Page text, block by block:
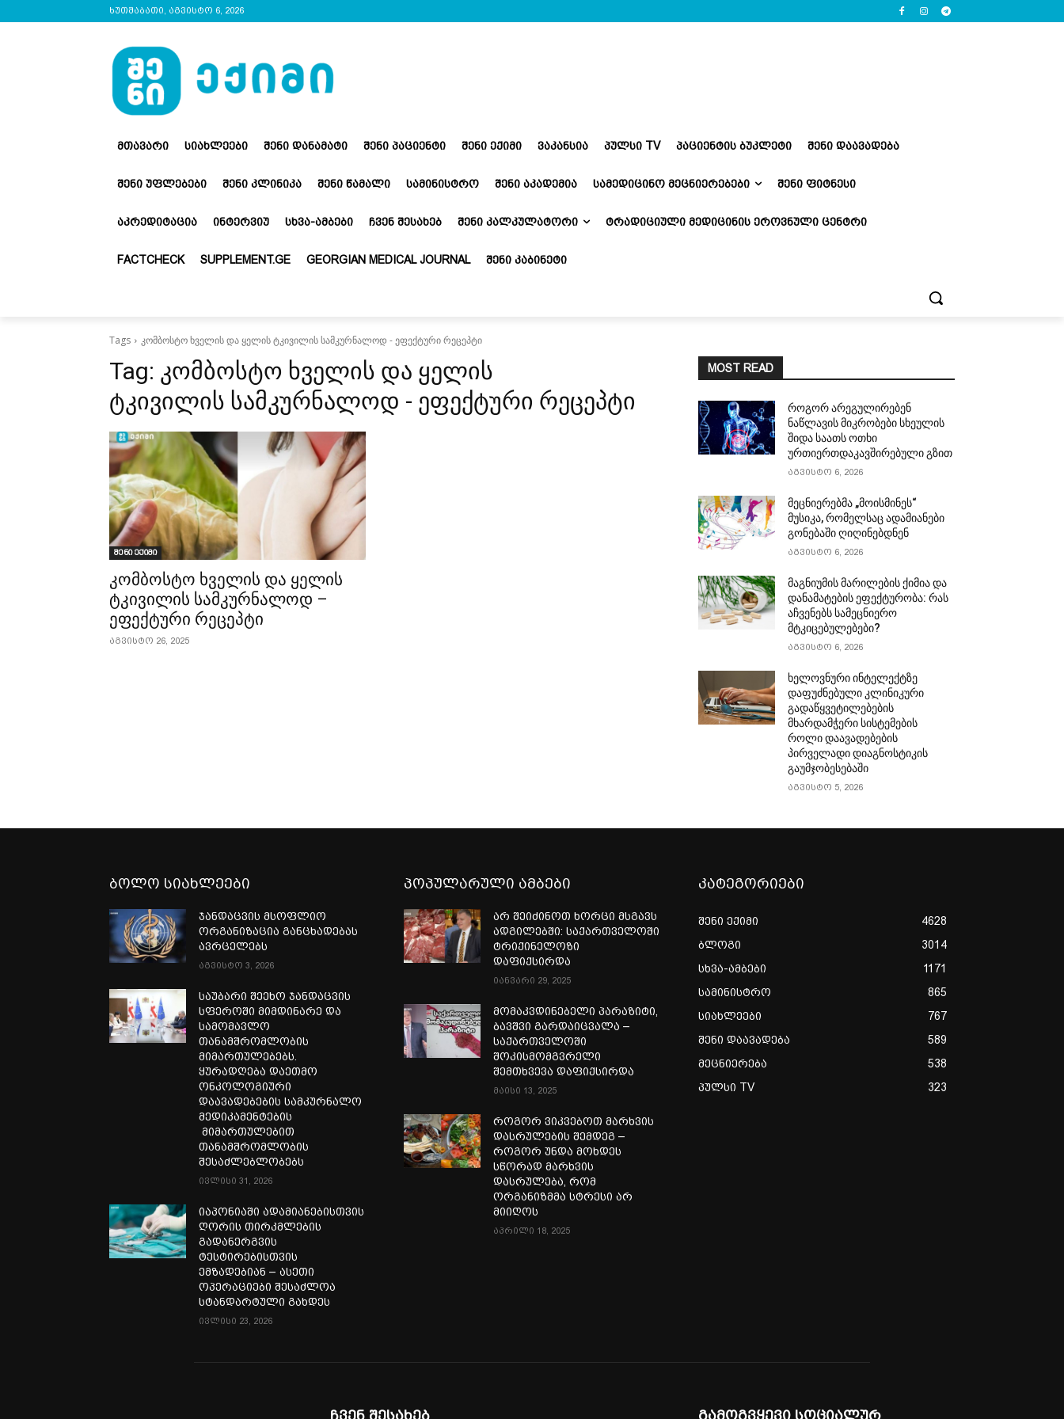
ხუთშაბათი, აგვისტო 6, 2026
ᲛᲗᲐᲕᲐᲠᲘ ᲡᲘᲐᲮᲚᲔᲔᲑᲘ ᲨᲔᲜᲘ ᲓᲐᲜᲐᲛᲐᲢᲘ ᲨᲔᲜᲘ ᲞᲐᲪᲘᲔᲜᲢᲘ ᲨᲔᲜᲘ ᲔᲥᲘᲛᲘ ᲕᲐᲙᲐᲜᲡᲘᲐ ᲞᲣᲚᲡᲘ TV ᲞᲐᲪᲘᲔᲜᲢᲘᲡ ᲑᲣᲙᲚᲔᲢᲘ ᲨᲔᲜᲘ ᲓᲐᲐᲕᲐᲓᲔᲑᲐ
ᲨᲔᲜᲘ ᲣᲤᲚᲔᲑᲔᲑᲘ ᲨᲔᲜᲘ ᲙᲚᲘᲜᲘᲙᲐ ᲨᲔᲜᲘ ᲬᲐᲛᲐᲚᲘ ᲡᲐᲛᲘᲜᲘᲡᲢᲠᲝ ᲨᲔᲜᲘ ᲐᲙᲐᲓᲔᲛᲘᲐ ᲡᲐᲛᲔᲓᲘᲪᲘᲜᲝ ᲛᲔᲪᲜᲘᲔᲠᲔᲑᲔᲑᲘ ᲨᲔᲜᲘ ᲤᲘᲢᲜᲔᲡᲘ
ᲐᲙᲠᲔᲓᲘᲢᲐᲪᲘᲐ ᲘᲜᲢᲔᲠᲕᲘᲣ ᲡᲮᲕᲐ-ᲐᲛᲑᲔᲑᲘ ᲩᲕᲔᲜ ᲨᲔᲡᲐᲮᲔᲑ ᲨᲔᲜᲘ ᲙᲐᲚᲙᲣᲚᲐᲢᲝᲠᲘ ᲢᲠᲐᲓᲘᲪᲘᲣᲚᲘ ᲛᲔᲓᲘᲪᲘᲜᲘᲡ ᲔᲠᲝᲕᲜᲣᲚᲘ ᲪᲔᲜᲢᲠᲘ
FACTCHECK SUPPLEMENT.GE GEORGIAN MEDICAL JOURNAL ᲨᲔᲜᲘ ᲙᲐᲑᲘᲜᲔᲢᲘ
Tags კომბოსტო ხველის და ყელის ტკივილის სამკურნალოდ - ეფექტური რეცეპტი
Tag: კომბოსტო ხველის და ყელის
ტკივილის სამკურნალოდ - ეფექტური რეცეპტი
შენი ექიმი
კომბოსტო ხველის და ყელის
ტკივილის სამკურნალოდ –
ეფექტური რეცეპტი
აგვისტო 26, 2025
MOST READ
როგორ არეგულირებენ
ნაწლავის მიკრობები სხეულის
შიდა საათს ოთხი
ურთიერთდაკავშირებული გზით
აგვისტო 6, 2026
მეცნიერებმა „მოისმინეს“
მუსიკა, რომელსაც ადამიანები
გონებაში ღიღინებდნენ
აგვისტო 6, 2026
მაგნიუმის მარილების ქიმია და
დანამატების ეფექტურობა: რას
აჩვენებს სამეცნიერო
მტკიცებულებები?
აგვისტო 6, 2026
ხელოვნური ინტელექტზე
დაფუძნებული კლინიკური
გადაწყვეტილებების
მხარდამჭერი სისტემების
როლი დაავადებების
პირველადი დიაგნოსტიკის
გაუმჯობესებაში
აგვისტო 5, 2026
ბოლო სიახლეები
ჯანდაცვის მსოფლიო
ორგანიზაცია განცხადებას
ავრცელებს
აგვისტო 3, 2026
საუბარი შეეხო ჯანდაცვის
სფეროში მიმდინარე და
სამომავლო
თანამშრომლობის
მიმართულებებს.
ყურადღება დაეთმო
ონკოლოგიური
დაავადებების სამკურნალო
მედიკამენტების
მიმართულებით
თანამშრომლობის
შესაძლებლობებს
ივლისი 31, 2026
იაპონიაში ადამიანებისთვის
ღორის თირკმლების
გადანერგვის
ტესტირებისთვის
ემზადებიან – ასეთი
ოპერაციები შესაძლოა
სტანდარტული გახდეს
ივლისი 23, 2026
პოპულარული ამბები
არ შეიძინოთ ხორცი მსგავს
ადგილებში: საქართველოში
ტრიქინელოზი
დაფიქსირდა
იანვარი 29, 2025
მომაკვდინებელი პარაზიტი,
ბავშვი გარდაიცვალა –
საქართველოში
შოკისმომგვრელი
შემთხვევა დაფიქსირდა
მაისი 13, 2025
როგორ ვიკვებოთ მარხვის
დასრულების შემდეგ –
როგორ უნდა მოხდეს
სწორად მარხვის
დასრულება, რომ
ორგანიზმმა სტრესი არ
მიიღოს
აპრილი 18, 2025
კატეგორიები
შენი ექიმი
4628
ბლოგი
3014
სხვა-ამბები
1171
სამინისტრო
865
სიახლეები
767
შენი დაავადება
589
მეცნიერება
538
პულსი TV
323
ჩვენ შესახებ გამოგვყევი სოციალურ